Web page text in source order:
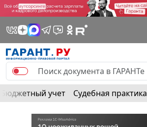
Бюджетный учет Судебная практика